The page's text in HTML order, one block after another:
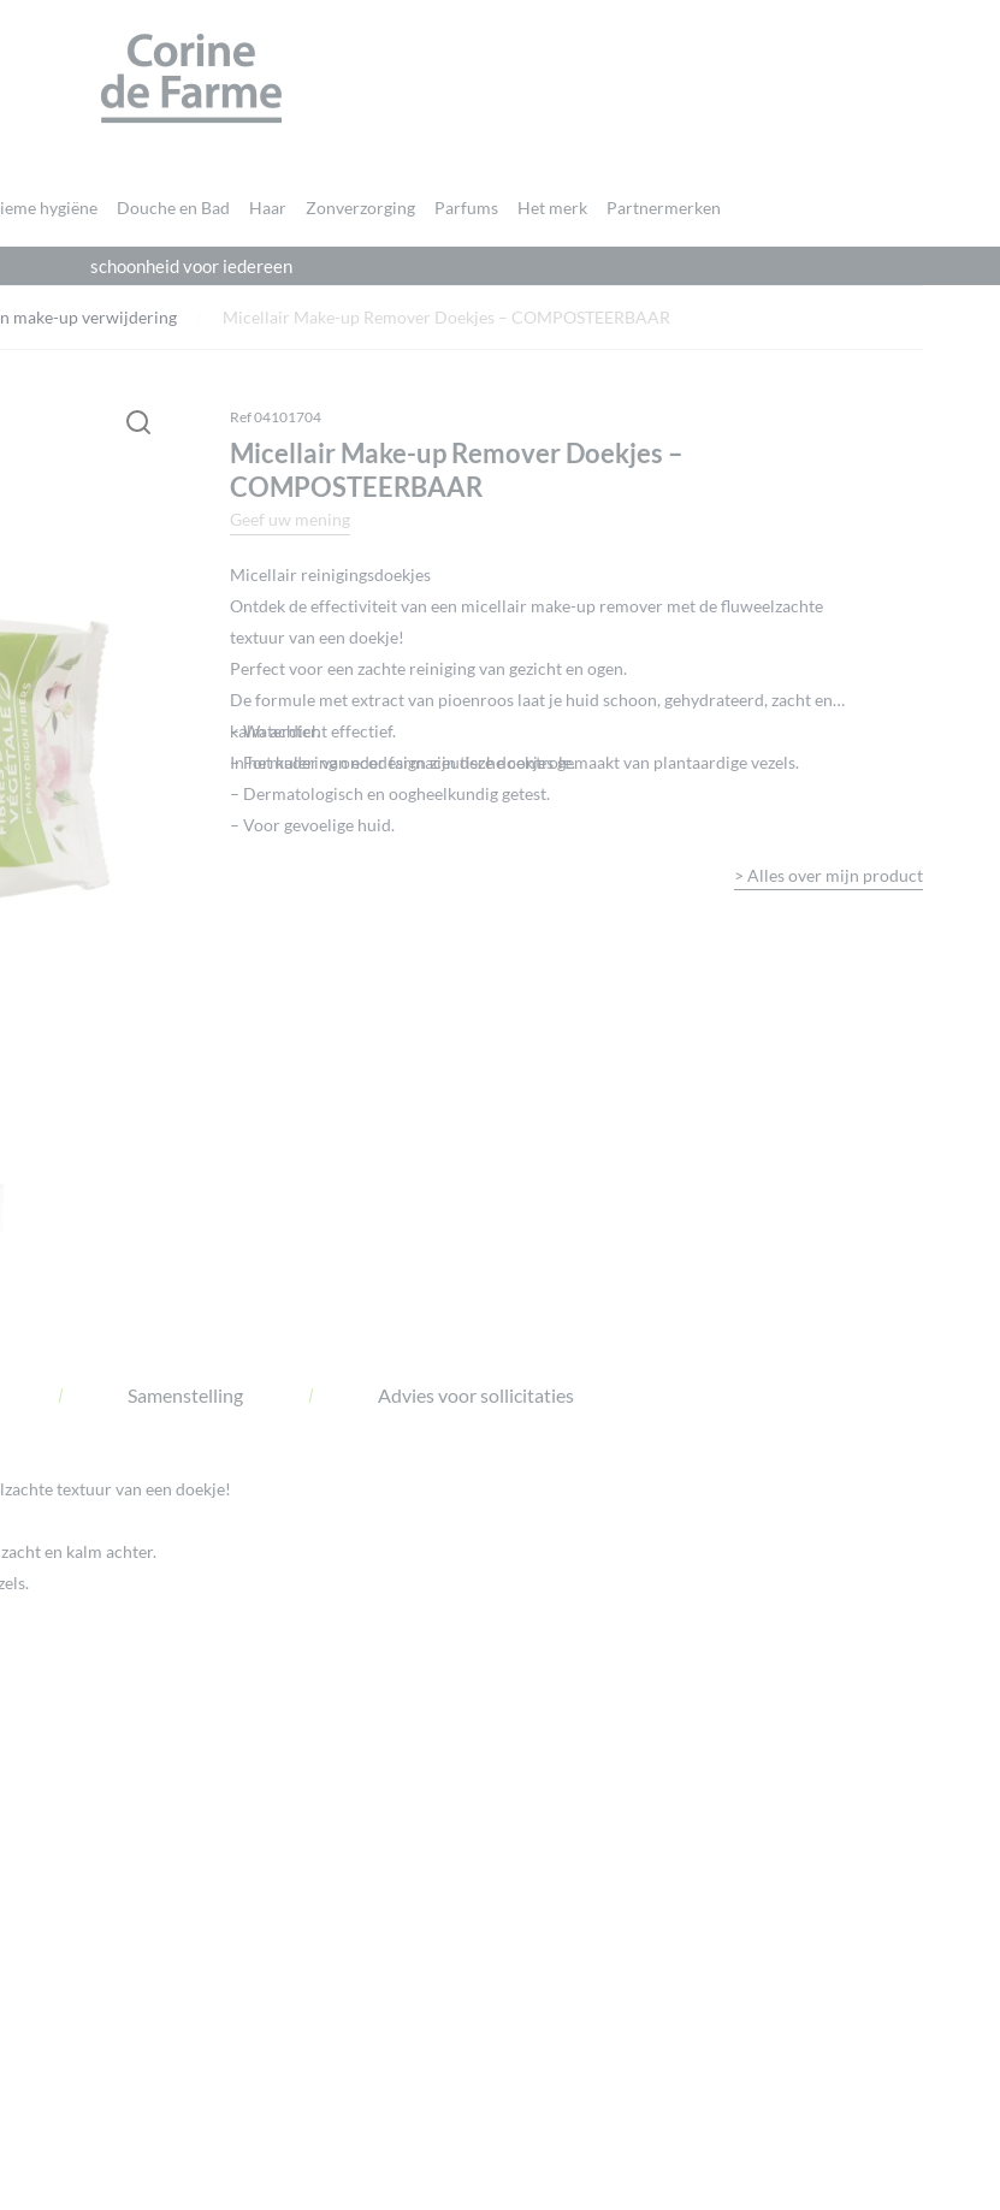
CORINE DE FARME
hygiëne Douche en Bad Haar Zonverzorging Parfums Het merk Partnermerken
schoonheid voor iedereen
make-up verwijdering Micellair Make-up Remover Doekjes – COMPOSTEERBAAR
Ref 04101704
Micellair Make-up Remover Doekjes –
COMPOSTEERBAAR
Geef uw mening
Micellair reinigingsdoekjes
Ontdek de effectiviteit van een micellair make-up remover met de fluweelzachte
textuur van een doekje!
Perfect voor een zachte reiniging van gezicht en ogen.
De formule met extract van pioenroos laat je huid schoon, gehydrateerd, zacht en
kalm achter.
In het kader van ecodesign zijn deze doekjes gemaakt van plantaardige vezels.
– Waterdicht effectief.
– Formulering onder farmaceutische controle.
– Dermatologisch en oogheelkundig getest.
– Voor gevoelige huid.
> Alles over mijn product
Samenstelling Advies voor sollicitaties
textuur van een doekje!
en kalm achter.
ingelogd zijnom een beoordeling te plaatsen.